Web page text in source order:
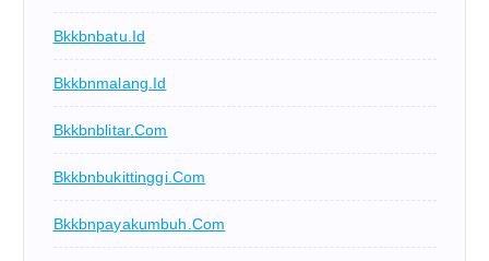
Bkkbnbatu.id
Bkkbnmalang.id
Bkkbnblitar.com
Bkkbnbukittinggi.com
Bkkbnpayakumbuh.com